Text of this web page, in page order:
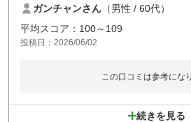
必要なものは全て揃っています。雰囲気、コ
す。
サウナも気持ち良かったです。
また近いうちにお伺いします。
ガンチャンさん （男性 / 60代）
平均スコア：100～109
投稿日：2026/06/02
この口コミは参考にな
続きを見る